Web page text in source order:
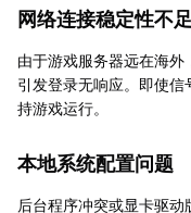
网络连接稳定性不足
由于游戏服务器远在海
引发登录无响应。即使
持游戏运行。
本地系统配置问题
后台程序冲突或显卡驱